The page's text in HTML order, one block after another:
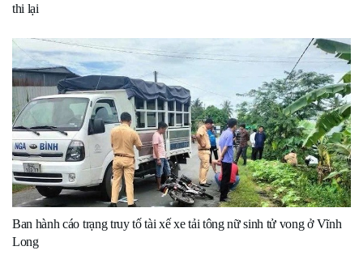
thi lại
Ban hành cáo trạng truy tố tài xế xe tải tông nữ sinh tử vong ở Vĩnh
Long